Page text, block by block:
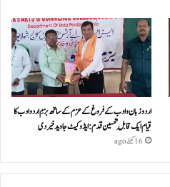
اردو زبان و ادب کے فروغ کے عزم کے ساتھ بزمِ اردو ادب کا
قیام ایک قابلِ تحسین قدم : ایڈوکیٹ جاوید خیردی
16 گھنٹے ago